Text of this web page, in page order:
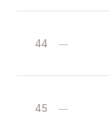
44 —
45 —